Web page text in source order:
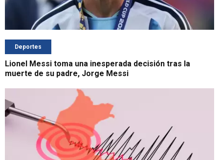
Deportes
Lionel Messi toma una inesperada decisión tras la
muerte de su padre, Jorge Messi